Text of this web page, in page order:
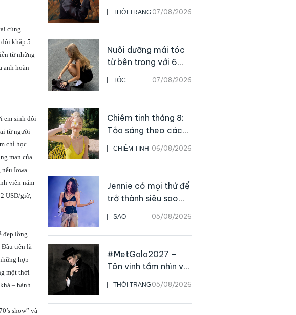
cùng
khắp 5
từ những
anh hoàn
em sinh đôi
từ người
chỉ học
mạn của
Iowa
viên năm
USD/giờ,
đẹp lồng
Đầu tiên là
hợp
một thời
– hành
show” và
THỜI TRANG 07/08/2026
sự kiên định
TÓC 07/08/2026
Nuôi dưỡng mái tóc
từ bên trong với 6
thực phẩm giàu
dưỡng chất
CHIÊM TINH 06/08/2026
Chiêm tinh tháng 8:
Tỏa sáng theo cách
của chính mình
SAO 05/08/2026
Jennie có mọi thứ để
trở thành siêu sao
live
THỜI TRANG05/08/2026
#MetGala2027 –
Tôn vinh tầm nhìn và
sức ảnh hưởng sâu
rộng của NTK John
Galliano